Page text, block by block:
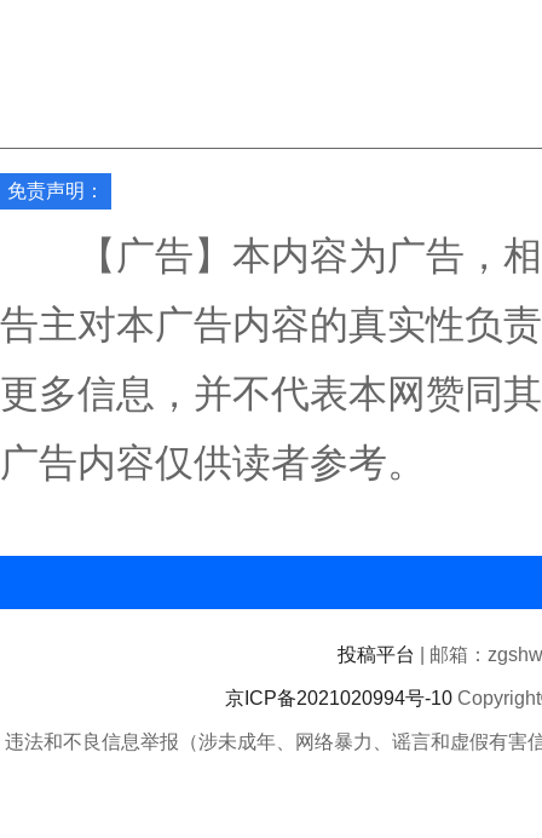
免责声明：
【广告】本内容为广告，相
告主对本广告内容的真实性负
更多信息，并不代表本网赞同
广告内容仅供读者参考。
投稿平台 | 邮箱：
京ICP备2021020994号-10
违法和不良信息举报（涉未成年、网络暴力、谣言和虚假有